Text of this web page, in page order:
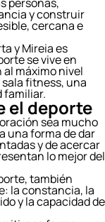
y construir
cercana e
y Mireia es
se vive en
máximo nivel
fitness, una
familiar.
el deporte
sea mucho
una forma de dar
y de acercar
lo mejor del
también
la constancia, la
y la capacidad de